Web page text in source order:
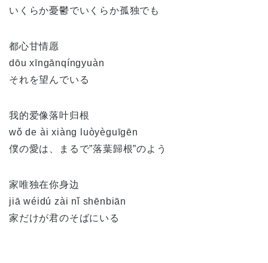
いくらか憂鬱でいくらか孤独でも
都心甘情愿
dōu xīngānqíngyuàn
それを望んでいる
我的爱像落叶归根
wǒ de ài xiàng luòyèguīgēn
僕の愛は、まるで”落葉歸根”のよう
家唯独在你身边
jiā wéidú zài nǐ shēnbiān
家だけが君のそばにいる